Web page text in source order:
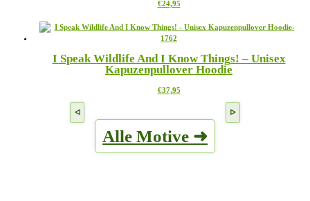
Optionen
auf
gewählt
werden
€24,95Dieses
weist
auf.
Die
können
Produktseite
gewählt
werden
I Speak Wildlife And I Know Things! – Unisex
Kapuzenpullover Hoodie
€37,95Dieses
Varianten
auf.
Alle Motive ➜